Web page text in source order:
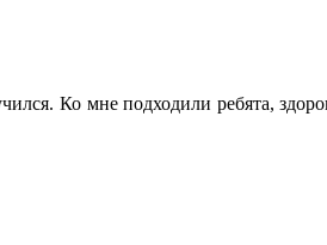
Ко мне подходили ребята,